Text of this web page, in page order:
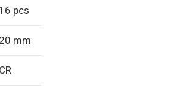
16 pcs
20 mm
CR